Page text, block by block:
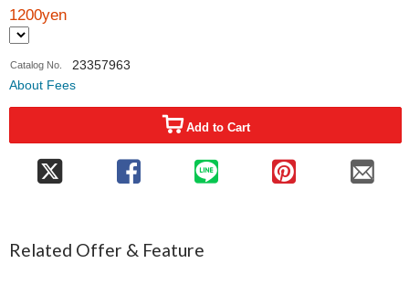
1200yen
Catalog No.
23357963
About Fees
Add to Cart
Related Offer & Feature